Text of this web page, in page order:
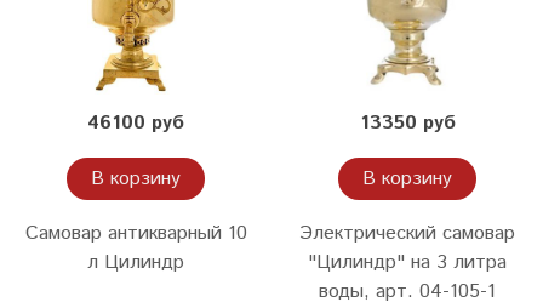
46100 руб
В корзину
Самовар антикварный 10
л Цилиндр
13350 руб
В корзину
Электрический самовар
"Цилиндр" на 3 литра
воды, арт. 04-105-1